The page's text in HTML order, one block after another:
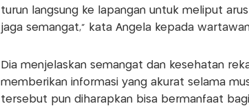
turun langsung ke lapangan untuk meliput
jaga semangat," kata Angela kepada
Dia menjelaskan semangat dan kesehatan
memberikan informasi yang akurat selama
tersebut pun diharapkan bisa bermanfaat